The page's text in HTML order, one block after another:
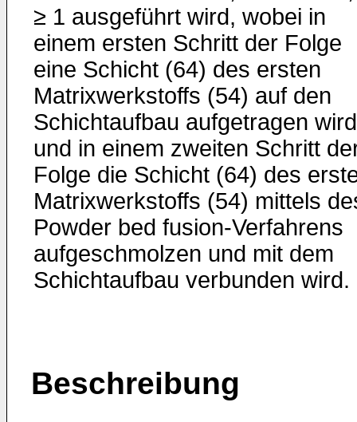
≥ 1 ausgeführt wird, wobei in
einem ersten Schritt der Folge
eine Schicht (64) des ersten
Matrixwerkstoffs (54) auf den
Schichtaufbau aufgetragen wird
und in einem zweiten Schritt
Folge die Schicht (64) des
Matrixwerkstoffs (54) mittels
Powder bed fusion-Verfahrens
aufgeschmolzen und mit dem
Schichtaufbau verbunden wird.
Beschreibung